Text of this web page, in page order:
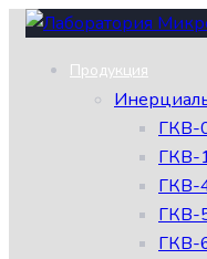
Skip
Skip
primary
Продукция
ГКВ-
ГКВ-
ГКВ-
ГКВ-
ГКВ-